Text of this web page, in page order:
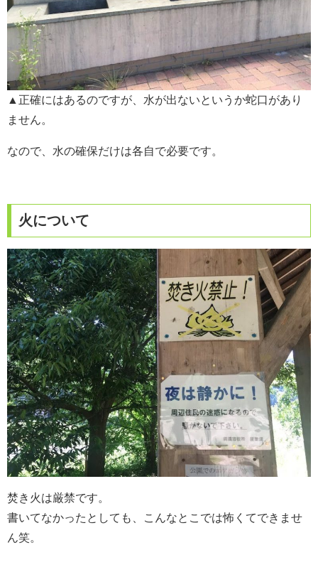
▲正確にはあるのですが、水が出ないというか蛇口があり
ません。
なので、水の確保だけは各自で必要です。
火について
焚き火は厳禁です。
書いてなかったとしても、こんなとこでは怖くてできませ
ん笑。